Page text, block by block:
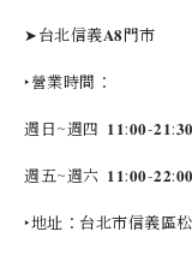
➤台北信義𝐀𝟖門市
​‣營業時間：
週日~週四 𝟏𝟏:𝟎𝟎-𝟐𝟏:𝟑𝟎
週五~週六 𝟏𝟏:𝟎𝟎-𝟐𝟐:𝟎𝟎
‣地址：台北市信義區